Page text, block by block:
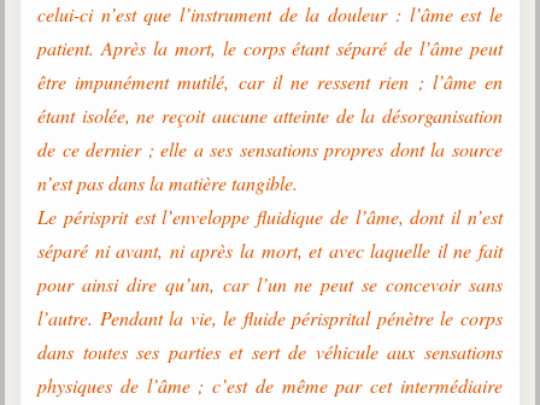
celui-ci n’est que l’instrument de la douleur : l’âme est le
patient. Après la mort, le corps étant séparé de l’âme peut
être impunément mutilé, car il ne ressent rien ; l’âme en
étant isolée, ne reçoit aucune atteinte de la désorganisation
de ce dernier ; elle a ses sensations propres dont la source
n’est pas dans la matière tangible.
Le périsprit est l’enveloppe fluidique de l’âme, dont il n’est
séparé ni avant, ni après la mort, et avec laquelle il ne fait
pour ainsi dire qu’un, car l’un ne peut se concevoir sans
l’autre. Pendant la vie, le fluide périsprital pénètre le corps
dans toutes ses parties et sert de véhicule aux sensations
physiques de l’âme ; c’est de même par cet intermédiaire